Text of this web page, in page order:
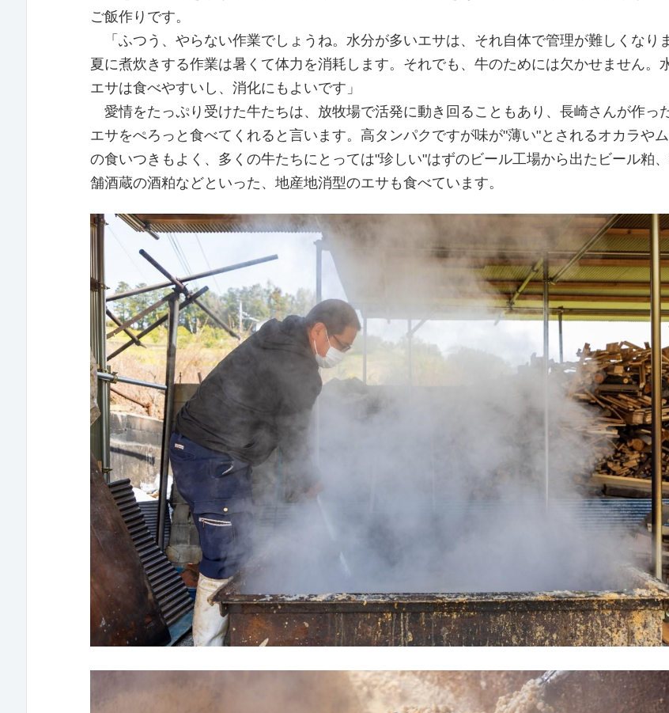
ご飯作りです。
「ふつう、やらない作業でしょうね。水分が多いエサは、それ自体で管理が難しくなり
夏に煮炊きする作業は暑くて体力を消耗します。それでも、牛のためには欠かせません。
エサは食べやすいし、消化にもよいです」
愛情をたっぷり受けた牛たちは、放牧場で活発に動き回ることもあり、長崎さんが作っ
エサをぺろっと食べてくれると言います。高タンパクですが味が"薄い"とされるオカラや
の食いつきもよく、多くの牛たちにとっては"珍しい"はずのビール工場から出たビール粕
舗酒蔵の酒粕などといった、地産地消型のエサも食べています。